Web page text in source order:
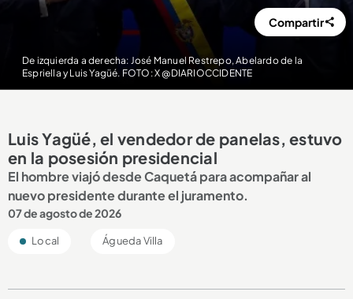
De izquierda a derecha: José Manuel Restrepo, Abelardo de la
Espriella y Luis Yagüé. FOTO: X @DIARIOCCIDENTE
Compartir
Luis Yagüé, el vendedor de panelas, estuvo
en la posesión presidencial
El hombre viajó desde Caquetá para acompañar al
nuevo presidente durante el juramento.
07 de agosto de 2026
Local Águeda Villa